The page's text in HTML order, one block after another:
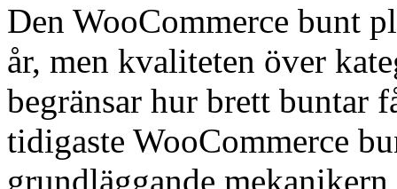
Den WooCommerce bunt
år, men kvaliteten över
begränsar hur brett buntar
tidigaste WooCommerce
grundläggande